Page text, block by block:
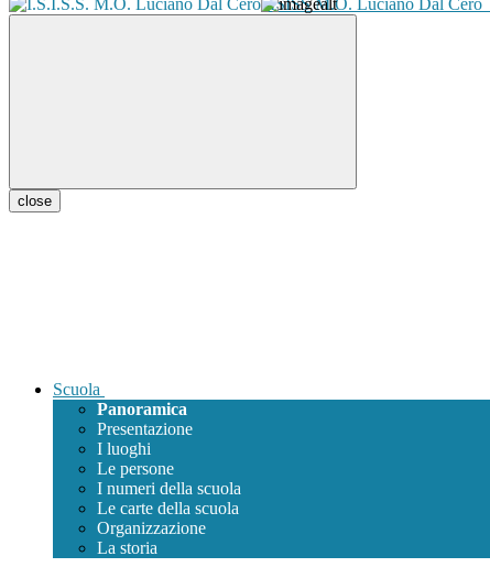
ISISS M.O. Luciano Dal Cero
close
Scuola
Panoramica
Presentazione
I luoghi
Le persone
I numeri della scuola
Le carte della scuola
Organizzazione
La storia